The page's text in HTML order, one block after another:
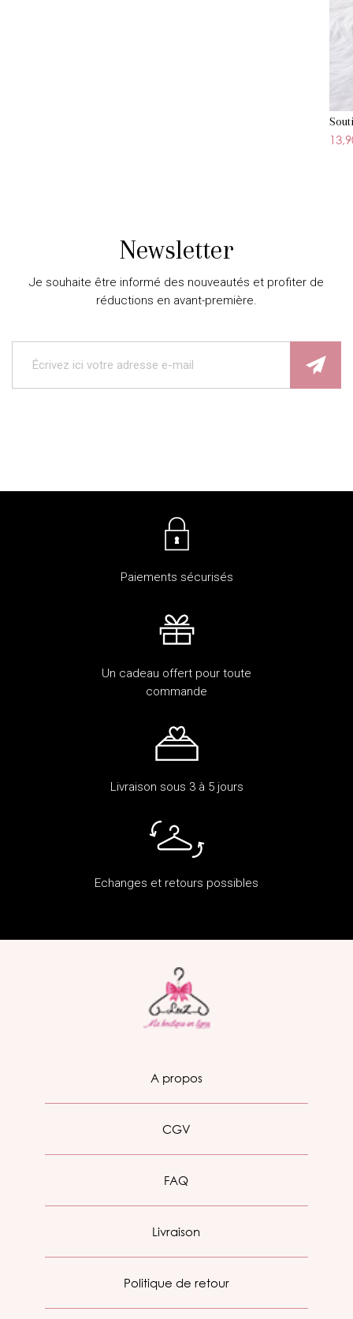
Newsletter
Je souhaite être informé des nouveautés et profiter de
réductions en avant-première.
Paiements sécurisés
Un cadeau offert pour toute
commande
Livraison sous 3 à 5 jours
Echanges et retours possibles
A propos
CGV
FAQ
Livraison
Politique de retour